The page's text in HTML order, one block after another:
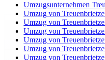
Umzugsunternehmen
Umzug von
Umzug von
Umzug von
Umzug von
Umzug von
Umzug von